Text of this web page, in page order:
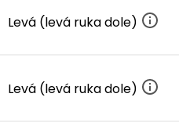
Levá (levá ruka dole)
Levá (levá ruka dole)